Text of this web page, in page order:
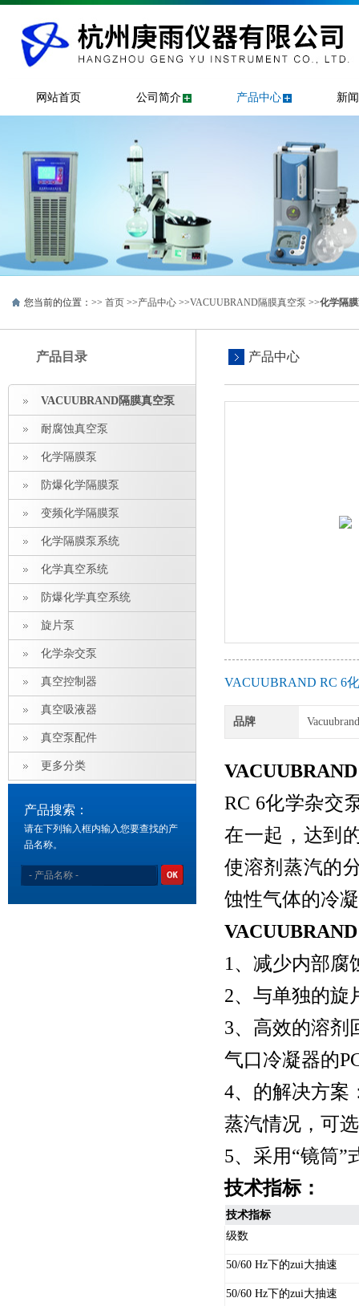
网站首页 公司简介 产品中心 新
您当前的位置：>> 首页 >>产品中心 >>VACUUBRAND隔膜真空泵 >>化学隔
产品目录
VACUUBRAND隔膜真空泵
耐腐蚀真空泵
化学隔膜泵
防爆化学隔膜泵
变频化学隔膜泵
化学隔膜泵系统
化学真空系统
防爆化学真空系统
旋片泵
化学杂交泵
真空控制器
真空吸液器
真空泵配件
更多分类
产品搜索：
请在下列输入框内输入您要查找的产
品名称。
产品中心
VACUUBRAND RC 6
品牌
RC 6化学杂交
在一起，达到
使溶剂蒸汽的
蚀性气体的冷
1、减少内部腐
2、与单独的旋
3、高效的溶剂
气口冷凝器的
4、的解决方案
蒸汽情况，可
5、采用“镜筒”
技术指标：
技术指标
级数
50/60 Hz下的zui大抽速
50/60 Hz下的zui大抽速